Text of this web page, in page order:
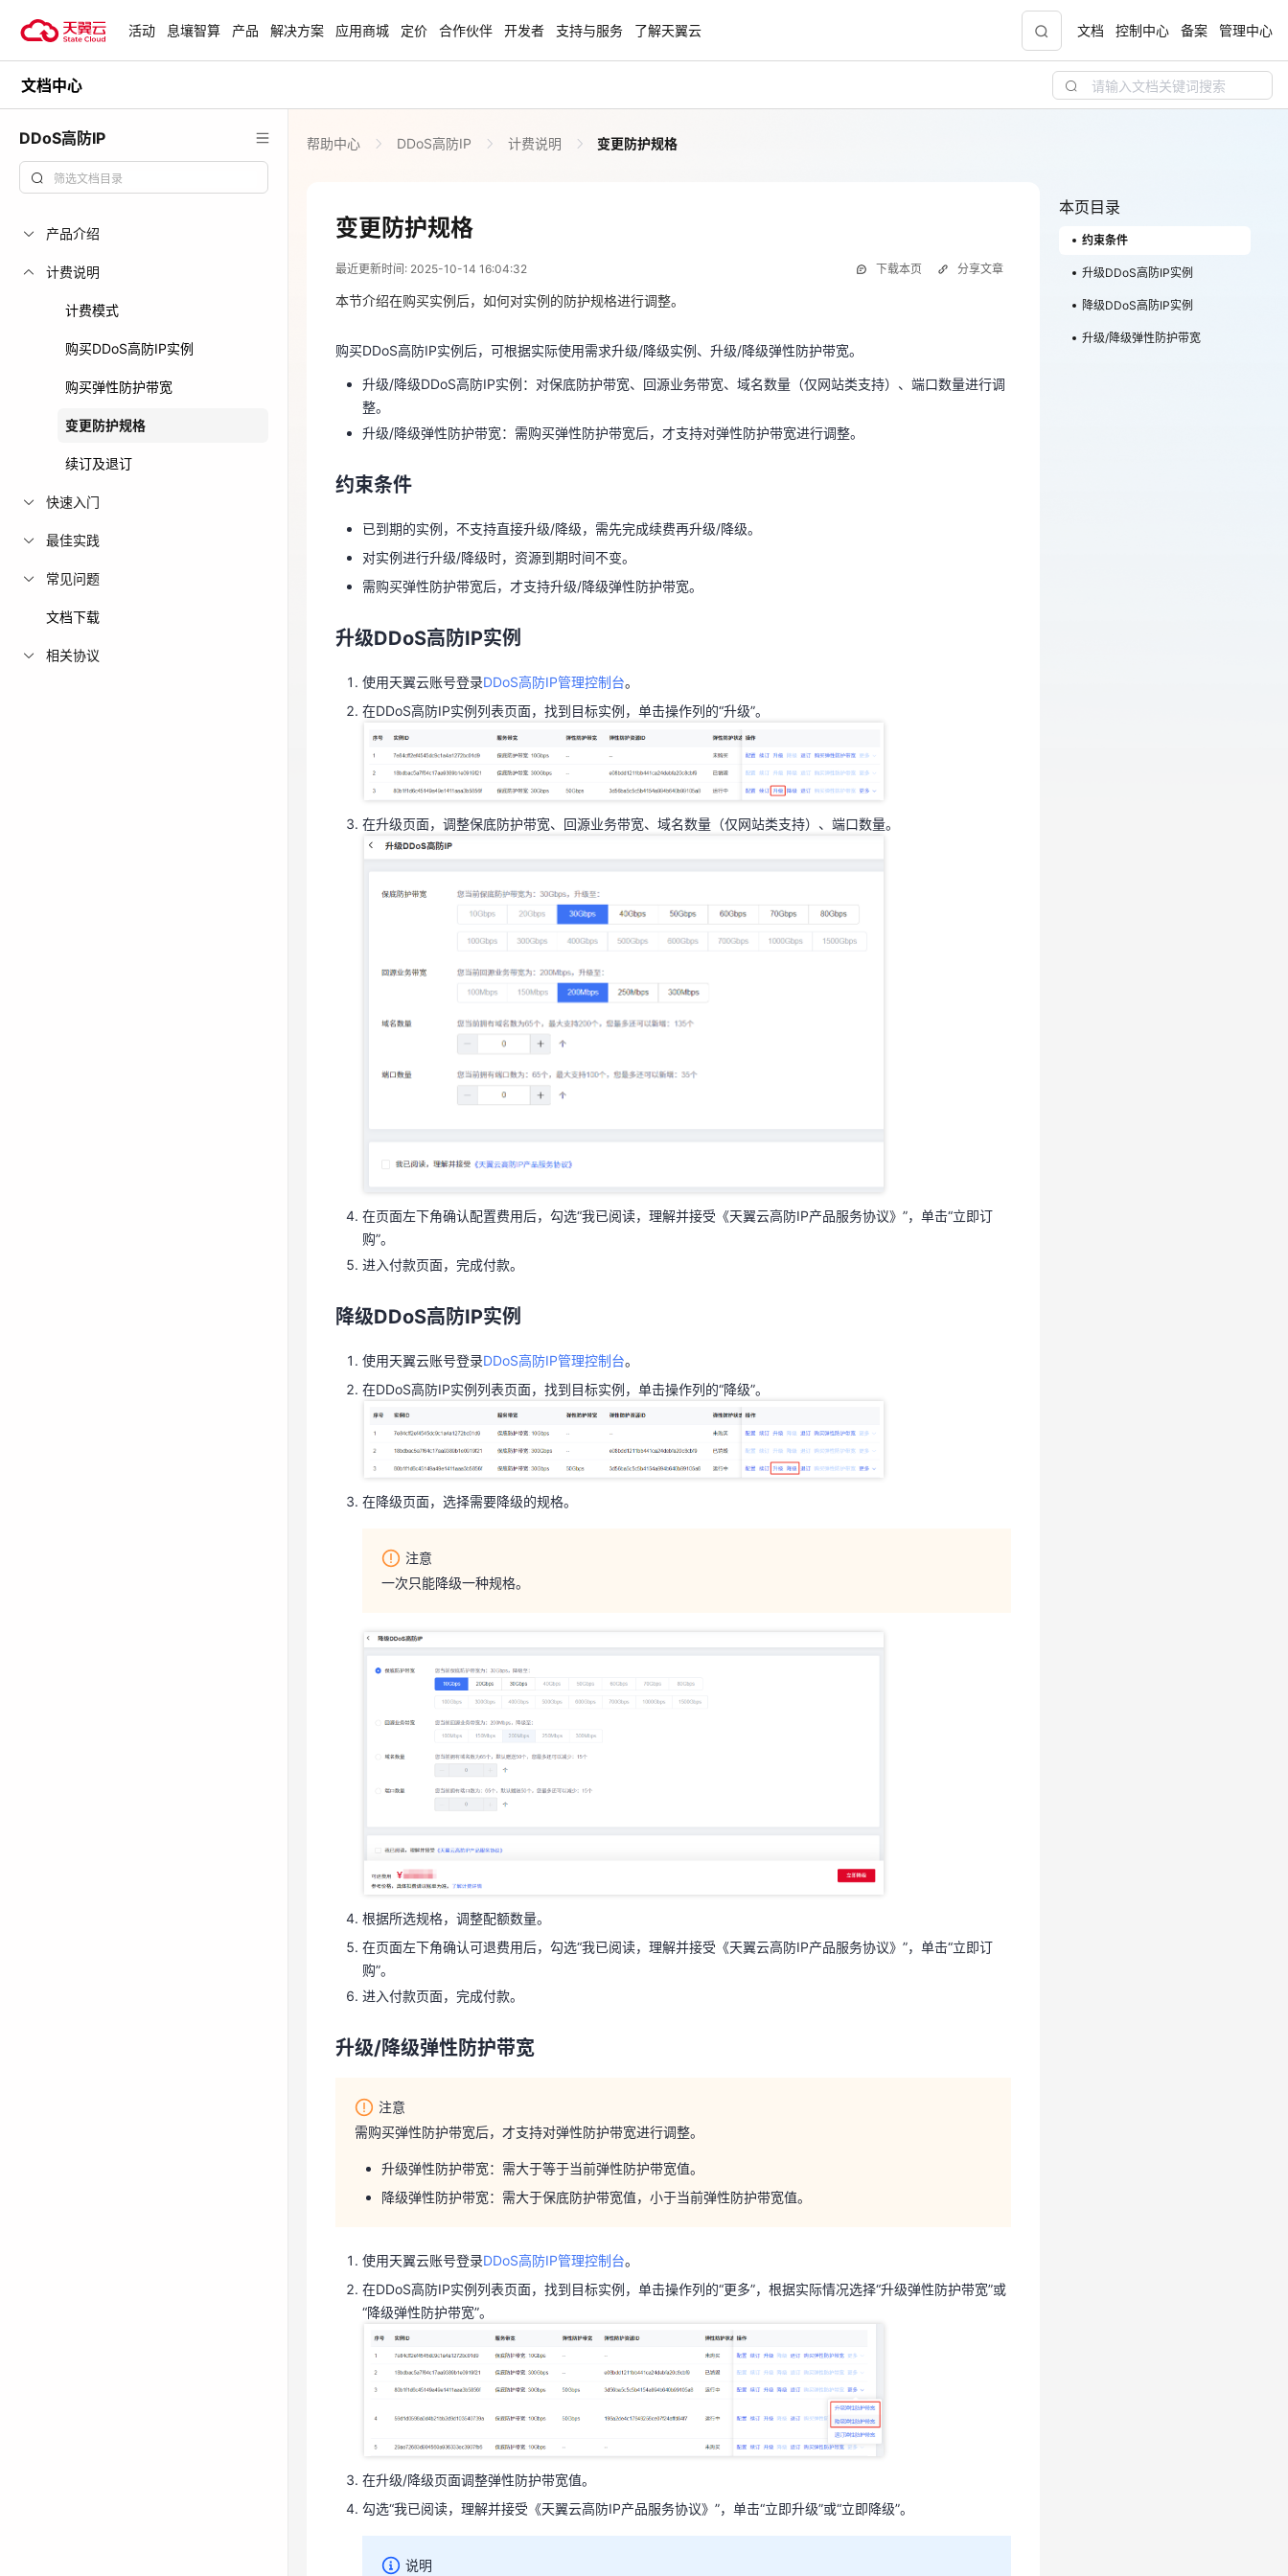
试用，产品折扣等，助您降本增
安全隔离版OpenClaw NEW 聚力AI赋能 天翼云大模型专项
企业出海解决方案
助力您的业务扬帆出海，通达全球！
“一云多芯、一云多态”,国产化软件全面适配，
国产操作系统及硬件芯片支持丰富
国家云助力中小企业腾飞，高额上云补贴重磅
奖励
多款云产品免费试用，快来开启云上之旅 您的洞察，重塑科技边界
活动 息壤智算 产品 解决方案 应用商城 定价 合作伙伴 开发者 支持与服务 了解天翼云 文档 控制中心 备案 管理中心
文档中心
DDoS高防IP
产品介绍
计费说明
计费模式
购买DDoS高防IP实例
购买弹性防护带宽
变更防护规格
续订及退订
快速入门
最佳实践
常见问题
文档下载
相关协议
帮助中心 DDoS高防IP 计费说明 变更防护规格
变更防护规格
最近更新时间: 2025-10-14 16:04:32 下载本页
2025-10-14 08:04:32
购买DDoS高防IP实例后，可根据实际使用需求升级/降级实例、升级/降级弹性防护带宽。
升级/降级DDoS高防IP实例：对保底防护带宽、回源业务带宽、域名数量（仅网站类支持）、端口数量进行调
升级/降级弹性防护带宽：需购买弹性防护带宽后，才支持对弹性防护带宽进行调整。
约束条件
对实例进行升级/降级时，资源到期时间不变。
升级DDoS高防IP实例
在DDoS高防IP实例列表页面，找到目标实例，单击操作列的“升级”。
降级DDoS高防IP实例
在DDoS高防IP实例列表页面，找到目标实例，单击操作列的“降级”。
一次只能降级一种规格。
在页面左下角确认可退费用后，勾选“我已阅读，理解并接受《天翼云高防IP产品服务协议》”，单击“立即订
购”。
进入付款页面，完成付款。
升级/降级弹性防护带宽
注意
升级弹性防护带宽：需大于等于当前弹性防护带宽值。
降级弹性防护带宽：需大于保底防护带宽值，小于当前弹性防护带宽值。
使用天翼云账号登录DDoS高防IP管理控制台。
勾选“我已阅读，理解并接受《天翼云高防IP产品服务协议》”，单击“立即升级”或“立即降级”。
弹性防护带宽根据实际使用量按需收费，为后付费模式，此时支付费用为0。
分享文章
本节介绍在购买实例后，如何对实例的防护规格进行调整。
购买DDoS高防IP实例后，可根据实际使用需求升级/降级实例、升级/降级弹性防护带宽。
升级/降级DDoS高防IP实例：对保底防护带宽、回源业务带宽、域名数量（仅网站类支持）、端口数量进行调
整。
升级/降级弹性防护带宽：需购买弹性防护带宽后，才支持对弹性防护带宽进行调整。
约束条件
已到期的实例，不支持直接升级/降级，需先完成续费再升级/降级。
对实例进行升级/降级时，资源到期时间不变。
需购买弹性防护带宽后，才支持升级/降级弹性防护带宽。
升级DDoS高防IP实例
使用天翼云账号登录DDoS高防IP管理控制台。
在DDoS高防IP实例列表页面，找到目标实例，单击操作列的“升级”。
在升级页面，调整保底防护带宽、回源业务带宽、域名数量（仅网站类支持）、端口数量。
在页面左下角确认配置费用后，勾选“我已阅读，理解并接受《天翼云高防IP产品服务协议》”，单击“立即订
购”。
进入付款页面，完成付款。
降级DDoS高防IP实例
使用天翼云账号登录DDoS高防IP管理控制台。
在DDoS高防IP实例列表页面，找到目标实例，单击操作列的“降级”。
在降级页面，选择需要降级的规格。
注意
一次只能降级一种规格。
根据所选规格，调整配额数量。
在页面左下角确认可退费用后，勾选“我已阅读，理解并接受《天翼云高防IP产品服务协议》”，单击“立即订
购”。
进入付款页面，完成付款。
升级/降级弹性防护带宽
注意
需购买弹性防护带宽后，才支持对弹性防护带宽进行调整。
升级弹性防护带宽：需大于等于当前弹性防护带宽值。
降级弹性防护带宽：需大于保底防护带宽值，小于当前弹性防护带宽值。
使用天翼云账号登录DDoS高防IP管理控制台。
在DDoS高防IP实例列表页面，找到目标实例，单击操作列的“更多”，根据实际情况选择“升级弹性防护带宽”或
“降级弹性防护带宽”。
在升级/降级页面调整弹性防护带宽值。
勾选“我已阅读，理解并接受《天翼云高防IP产品服务协议》”，单击“立即升级”或“立即降级”。
说明
本页目录
约束条件
升级DDoS高防IP实例
降级DDoS高防IP实例
升级/降级弹性防护带宽